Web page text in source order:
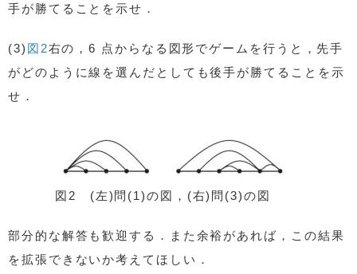
手が勝てることを示せ．
(3) 図2右の，6 点からなる図形でゲームを行うと，先手
がどのように線を選んだとしても後手が勝てることを示
せ．
図2 (左)問(1)の図，(右)問(3)の図
部分的な解答も歓迎する．また余裕があれば，この結果
を拡張できないか考えてほしい．